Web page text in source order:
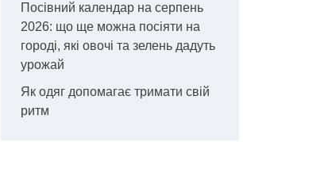
Посівний календар на серпень
2026: що ще можна посіяти на
городі, які овочі та зелень дадуть
урожай
Як одяг допомагає тримати свій
ритм